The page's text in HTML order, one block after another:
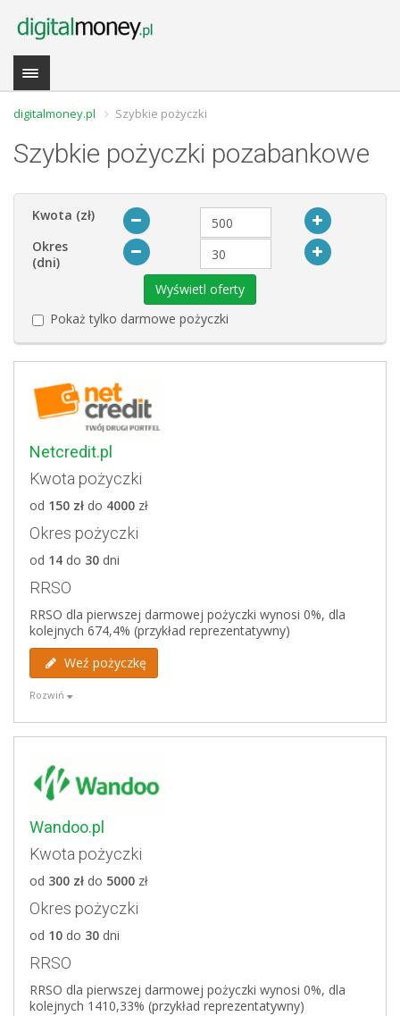
digitalmoney.pl Szybkie pożyczki
Szybkie pożyczki pozabankowe
Kwota (zł)
Okres
(dni)
Pokaż tylko darmowe pożyczki
Netcredit.pl
Kwota pożyczki
od 150 zł do 4000 zł
Okres pożyczki
od 14 do 30 dni
RRSO
RRSO dla pierwszej darmowej pożyczki wynosi 0%, dla
kolejnych 674,4% (przykład reprezentatywny)
Weź pożyczkę
Rozwiń
Zalety
długi czas pracy (wnioski weryfikowane są także
podczas weekendów (sobota- niedziela od 7:00 do
weryfikacja w bazach dłużników: BIK, KRD, ERIF, BIG
Infomonitor
Wady
nie pożyczają osobom powyżej 70 i poniżej 20 roku
życia,
weryfikacja w bazach dłużników: BIK, KRD, ERIF, BIG
Wandoo.pl
Kwota pożyczki
od 300 zł do 5000 zł
Okres pożyczki
od 10 do 30 dni
RRSO
RRSO dla pierwszej darmowej pożyczki wynosi 0%, dla
kolejnych 1410,33% (przykład reprezentatywny)